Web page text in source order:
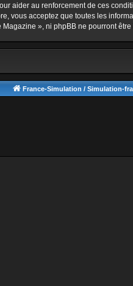
aider au renforcement de ces
vous acceptez que toutes les
», ni phpBB ne pourront
France-Simulation / Simulation-